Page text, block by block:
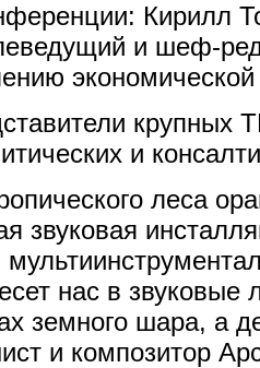
Кирилл
и шеф-
экономической
крупных
и
леса
звуковая
нас в
земного шара, а
и композитор